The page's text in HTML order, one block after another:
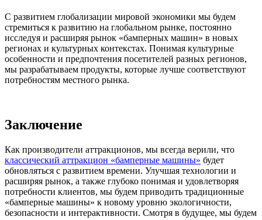
С развитием глобализации мировой экономики мы будем
стремиться к развитию на глобальном рынке, постоянно
исследуя и расширяя рынок «бамперных машин» в новых
регионах и культурных контекстах. Понимая культурные
особенности и предпочтения посетителей разных регионов,
мы разрабатываем продукты, которые лучше соответствуют
потребностям местного рынка.
Заключение
Как производители аттракционов, мы всегда верили, что
классический аттракцион «бамперные машины» будет
обновляться с развитием времени. Улучшая технологии и
расширяя рынок, а также глубоко понимая и удовлетворяя
потребности клиентов, мы будем приводить традиционные
«бамперные машины» к новому уровню экологичности,
безопасности и интерактивности. Смотря в будущее, мы будем